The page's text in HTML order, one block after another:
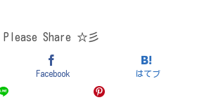
Please Share ☆彡
Facebook はてブ